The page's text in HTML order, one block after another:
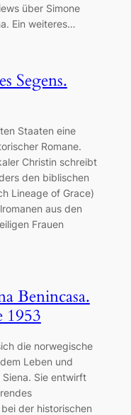
über Simone
Ein weiteres…
Segens.
Staaten eine
Romane.
Christin schreibt
den biblischen
Lineage of Grace)
aus den
Frauen
Benincasa.
1953
die norwegische
Leben und
Sie entwirft
der historischen